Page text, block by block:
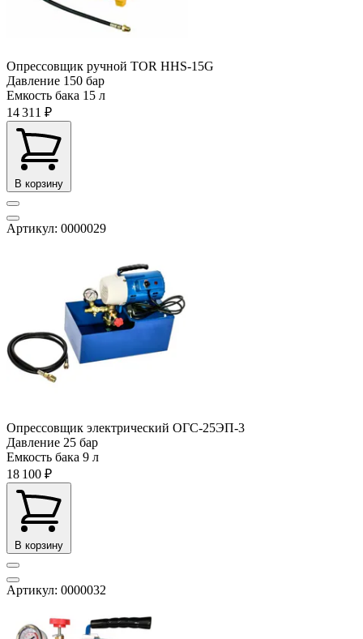
Опрессовщик ручной TOR HHS-15G
Давление 150 бар
Емкость бака 15 л
14 311 ₽
В корзину
Артикул: 0000029
Опрессовщик электрический ОГС-25ЭП-3
Давление 25 бар
Емкость бака 9 л
18 100 ₽
В корзину
Артикул: 0000032